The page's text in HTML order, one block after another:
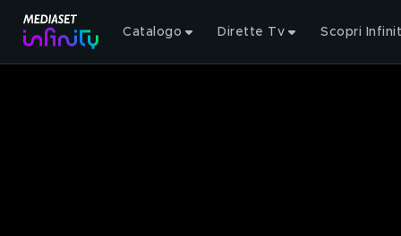
Catalogo Dirette Tv Scopri